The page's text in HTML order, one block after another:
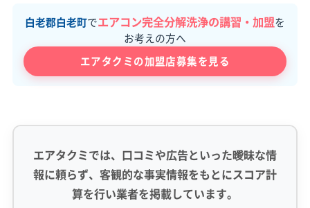
白老郡白老町でエアコン完全分解洗浄の講習・加盟を
お考えの方へ
エアタクミの加盟店募集を見る
エアタクミでは、口コミや広告といった曖昧な情
報に頼らず、客観的な事実情報をもとにスコア計
算を行い業者を掲載しています。